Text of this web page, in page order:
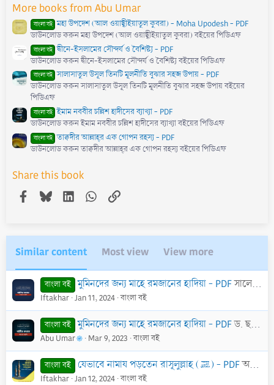
(
s
)
More books from Abu Umar
বাংলা বই মহা উপদেশ (আল ওয়াছ্বীইয়াতুল কুবরা) - Moha Upodesh - PDF
ডাউনলোড করুন মহা উপদেশ (আল ওয়াছ্বীইয়াতুল কুবরা) বইয়ের পিডিএফ
বাংলা বই দ্বীনে-ইসলামের সৌন্দর্য ও বৈশিষ্ট্য - PDF
ডাউনলোড করুন দ্বীনে-ইসলামের সৌন্দর্য ও বৈশিষ্ট্য বইয়ের পিডিএফ
বাংলা বই সালাসাতুল উসূল তিনটি মূলনীতি বুঝার সহজ উপায় - PDF
ডাউনলোড করুন সালাসাতুল উসূল তিনটি মূলনীতি বুঝার সহজ উপায় বইয়ের
পিডিএফ
বাংলা বই ইমাম নববীর চল্লিশ হাদীসের ব্যাখ্যা - PDF
ডাউনলোড করুন ইমাম নববীর চল্লিশ হাদীসের ব্যাখ্যা বইয়ের পিডিএফ
বাংলা বই তাক্বদীর আল্লাহ্‌র এক গোপন রহস্য - PDF
ডাউনলোড করুন তাক্বদীর আল্লাহ্‌র এক গোপন রহস্য বইয়ের পিডিএফ
Share this book
Facebook
BlueskyLinkedInWhatsApp
Link
Similar content Most view View more
বাংলা বই মুমিনদের জন্য মাহে রমজানের হাদিয়া - PDFসালেহ ইবন ফাওযান আল-ফাওযান
Iftakhar Jan 11, 2024 বাংলা বই
বাংলা বই মুমিনদের জন্য মাহে রমজানের হাদিয়া - PDFড. ছলিহ ইবনে ফাওযান আল ফাওযান
Abu Umar Mar 9, 2023 বাংলা বই
বাংলা বই যেভাবে নামায পড়তেন রাসূলুল্লাহ (ﷺ) - PDFঅধ্যাপক মুহাম্মাদ নূরুল ইসলাম মক্কী
Iftakhar Jan 12, 2024 বাংলা বই